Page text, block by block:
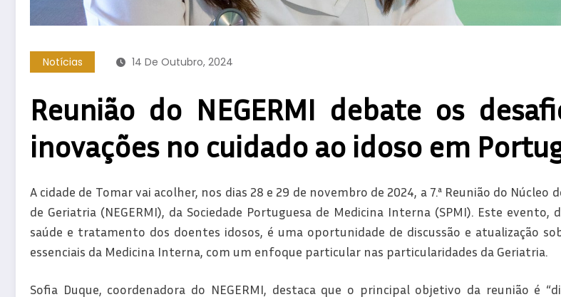
Notícias 14 De Outubro, 2024
Reunião do NEGERMI debate os
inovações no cuidado ao idoso em
A cidade de Tomar vai acolher, nos dias 28 e 29 de novembro de 2024, a 7.ª Reunião do Núcleo
de Geriatria (NEGERMI), da Sociedade Portuguesa de Medicina Interna (SPMI). Este evento,
saúde e tratamento dos doentes idosos, é uma oportunidade de discussão e atualização
essenciais da Medicina Interna, com um enfoque particular nas particularidades da Geriatria.
Sofia Duque, coordenadora do NEGERMI, destaca que o principal objetivo da reunião é